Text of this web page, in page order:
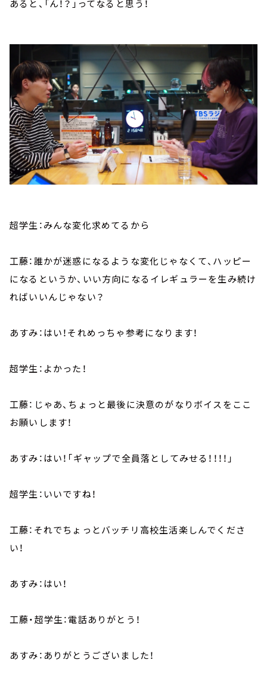
あると、「ん！？」ってなると思う！
超学生：みんな変化求めてるから
工藤：誰かが迷惑になるような変化じゃなくて、ハッピー
になるというか、いい方向になるイレギュラーを生み続け
ればいいんじゃない？
あすみ：はい！それめっちゃ参考になります！
超学生：よかった！
工藤：じゃあ、ちょっと最後に決意のがなりボイスをここ
お願いします！
あすみ：はい！「ギャップで全員落としてみせる！！！！」
超学生：いいですね！
工藤：それでちょっとバッチリ高校生活楽しんでくださ
い！
あすみ：はい！
工藤・超学生：電話ありがとう！
あすみ：ありがとうございました！